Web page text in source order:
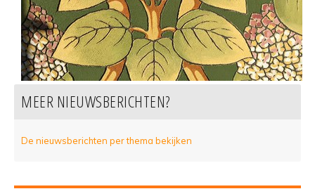
MEER NIEUWSBERICHTEN?
De nieuwsberichten per thema bekijken